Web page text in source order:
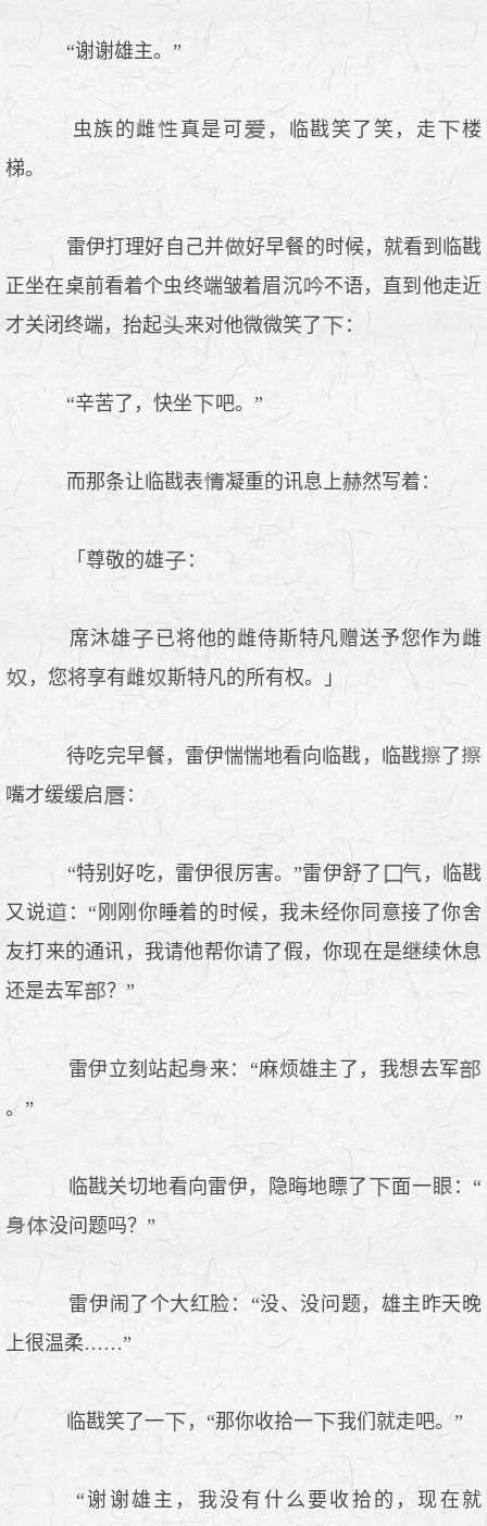
“谢谢雄主。”
虫族的雌 真是可 ，临戡笑了笑，走
楼
梯。
雷伊打理好自己并
好早餐的时候，就看到临戡
正坐在桌前看着个虫终端皱着眉沉
不语，直到他走近
才关闭终端，抬起
来对他微微笑了 ：
“辛苦了，快坐 吧。”
而那条让临戡表 凝重的讯息上赫然写着：
「尊敬的雄 ：
席沐雄
已将他的雌侍斯特凡赠送予您作为雌
，您将享有雌
斯特凡的所有权。」
待吃完早餐，雷伊惴惴地看向临戡，临戡
了
嘴才缓缓启
：
“特别好吃，雷伊很厉害。”雷伊舒了
气，临戡
又说
：“刚刚你睡着的时候，我未经你同意接了你舍
友打来的通讯，我请他帮你请了假，你现在是继续休息
还是去军
？”
雷伊立刻站起
来：“麻烦雄主了，我想去军
。”
临戡关切地看向雷伊，隐晦地瞟了 面一
：“
没问题吗？”
雷伊闹了个大红脸：“没、没问题，雄主昨天晚
上很温柔……”
临戡笑了一 ，“那你收拾一 我们就走吧。”
“谢谢雄主，我没有什么要收拾的，现在就